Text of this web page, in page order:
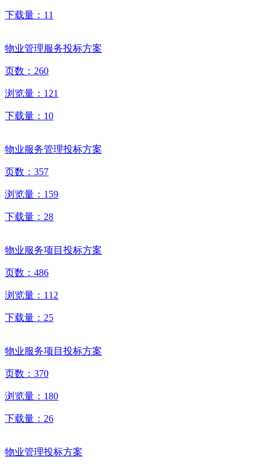
下载量： 11
物业管理服务投标方案
页数： 260
浏览量： 121
下载量： 10
物业服务管理投标方案
页数： 357
浏览量： 159
下载量： 28
物业服务项目投标方案
页数： 486
浏览量： 112
下载量： 25
物业服务项目投标方案
页数： 370
浏览量： 180
下载量： 26
物业管理投标方案